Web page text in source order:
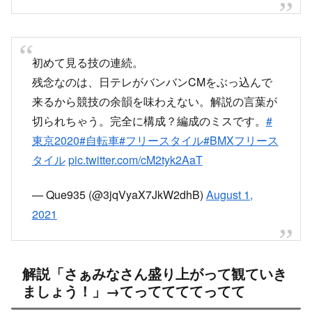
初めて見る技の連続。
残念なのは、日テレがバンバンCMをぶっ込んで
来るから競技の余韻を味わえない。解説の言葉が
切られちゃう。完全に構成？編成のミスです。 #
東京2020#自転車#フリースタイル#BMXフリース
タイルpic.twitter.com/cM2tyk2AaT
— Que935 (@3jqVyaX7JkW2dhB) August 1,
2021
解説「さぁみなさん盛り上がって観ていき
ましょう！」→てっててててってて